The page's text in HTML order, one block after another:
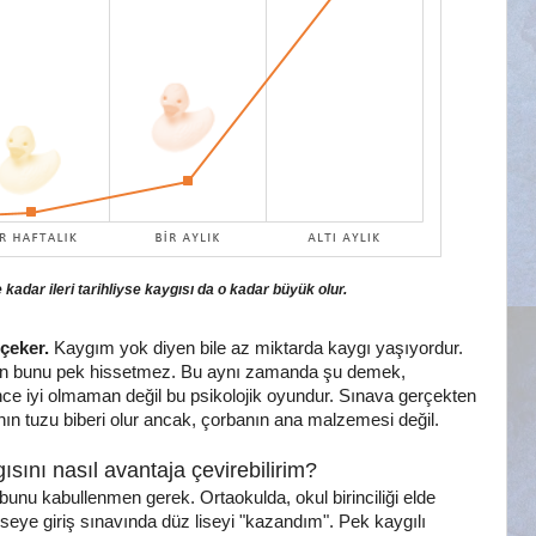
ileri tarihliyse kaygısı da o kadar büyük olur.
Kaygım yok diyen bile az miktarda kaygı yaşıyordur.
bunu pek hissetmez. Bu aynı zamanda şu demek,
iyi olmaman değil bu psikolojik oyundur. Sınava gerçekten
tuzu biberi olur ancak, çorbanın ana malzemesi değil.
nasıl avantaja çevirebilirim?
kabullenmen gerek. Ortaokulda, okul birinciliği elde
giriş sınavında düz liseyi "kazandım". Pek kaygılı